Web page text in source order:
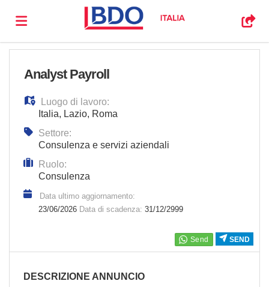
il
sito
Offerte
di
Carica
EN
SEND
Analyst Payroll
Luogo di lavoro:
Italia, Lazio, Roma
Settore:
Consulenza e servizi aziendali
Ruolo:
Consulenza
Data ultimo aggiornamento:
23/06/2026 Data di scadenza: 31/12/2999
DESCRIZIONE ANNUNCIO